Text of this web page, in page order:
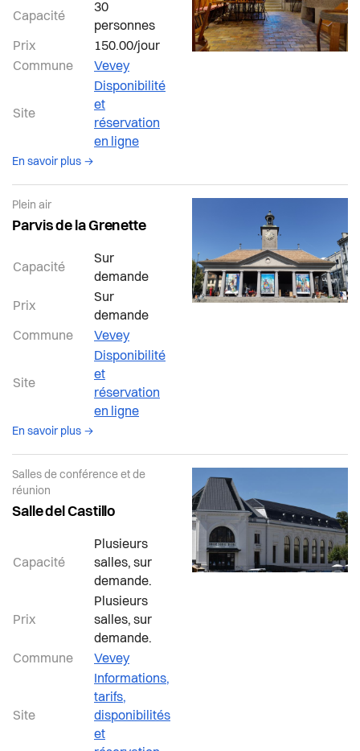
Santé et social
S’installer à Vevey
Sport
Transport et mobilité
Vie de quartier
Seniors
Capacité
30
personnes
Prix
150.00/jour
Commune
Vevey
Site
Disponibilité
et
réservation
en ligne
En savoir plus →
Plein air
Parvis de la Grenette
Capacité
Sur
demande
Prix
Sur
demande
Commune
Vevey
Site
Disponibilité
et
réservation
en ligne
En savoir plus →
Salles de conférence et de
réunion
Salle del Castillo
Capacité
Plusieurs
salles, sur
demande.
Prix
Plusieurs
salles, sur
demande.
Commune
Vevey
Site
Informations,
tarifs,
disponibilités
et